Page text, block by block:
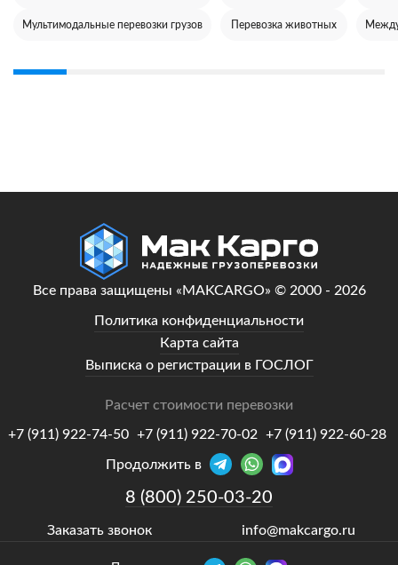
Мультимодальные перевозки грузов Перевозка животных
8 (800) 250-03-20
Заказать звонок info@makcargo.ru
Все права защищены «MAKCARGO» © 2000 - 2026
Политика конфиденциальности
Карта сайта
Выписка о регистрации в ГОСЛОГ
Расчет стоимости перевозки
+7 (911) 922-74-50 +7 (911) 922-70-02 +7 (911) 922-60-28
Продолжить в